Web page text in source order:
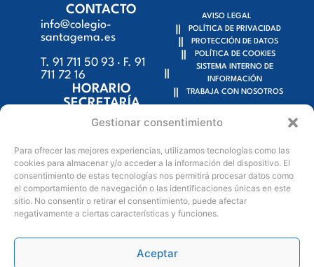
Gestionar consentimiento
Para ofrecer las mejores experiencias, utilizamos tecnologías como las
cookies para almacenar y/o acceder a la información del dispositivo. El
consentimiento de estas tecnologías nos permitirá procesar datos como
el comportamiento de navegación o las identificaciones únicas en este
sitio. No consentir o retirar el consentimiento, puede afectar
negativamente a ciertas características y funciones.
Aceptar
CONTACTO
info@colegio-
santagema.es
T. 91 711 50 93 · F. 91
711 72 16
HORARIO
SECRETARÍA
9:15h – 18:00h
Tembleque, 50 bis
28024 Madrid (Spain)
AVISO LEGAL
POLÍTICA DE PRIVACIDAD
PROTECCIÓN DE DATOS
POLÍTICA DE COOKIES
SISTEMA INTERNO DE
INFORMACIÓN
TRABAJA CON NOSOTROS